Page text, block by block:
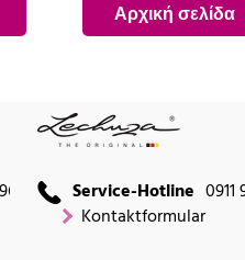
2660
Αρχική σελίδα
Service-Hotline 0911
Kontaktformular